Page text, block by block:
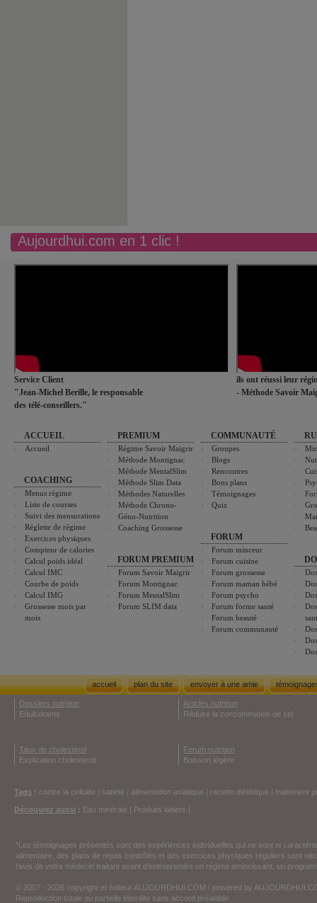
Aujourdhui.com en 1 clic !
Service Client
"Jean-Michel Berille, le responsable
des télé-conseillers."
ils ont réussi leur
- Méthode Savoir
ACCUEIL
Accueil
COACHING
Menus régime
Liste de courses
Suivi des mensurations
Réglette de régime
Exercices physiques
Compteur de calories
Calcul poids idéal
Calcul IMC
Courbe de poids
Calcul IMG
Grossesse mois par
mois
PREMIUM
Régime Savoir Maigrir
Méthode Montignac
Méthode MentalSlim
Méthode Slim Data
Méthodes Naturelles
Méthode Chrono-
Géno-Nutrition
Coaching Grossesse
FORUM PREMIUM
Forum Savoir Maigrir
Forum Montignac
Forum MentalSlim
Forum SLIM data
COMMUNAUTÉ
Groupes
Blogs
Rencontres
Bons plans
Témoignages
Quiz
FORUM
Forum minceur
Forum cuisine
Forum grossesse
Forum maman bébé
Forum psycho
Forum forme santé
Forum beauté
Forum communauté
accueil plan du site envoyer à une amie
Dossiers nutrition
Edulcorants
Articles nutrition
Réduire la consommation de sel
Taux de cholestérol
Explication cholesterol
Forum nutrition
Boisson légère
Tags : contre la cellulite | satiété | alimentation asiatique | recette diététique | traitement
Découvrez aussi : Eau minérale | Produits laitiers |
*Les témoignages présentés sont des expériences individuelles qui ne sont ni
alimentaire, des plans de repas contrôlés et des exercices physiques réguliers sont
l'avis de votre médecin traitant avant d'entreprendre un régime amincissant, un
© 2007 - 2026 copyright et éditeur AUJOURDHUI.COM / powered by
Reproduction totale ou partielle interdite sans accord préalable.